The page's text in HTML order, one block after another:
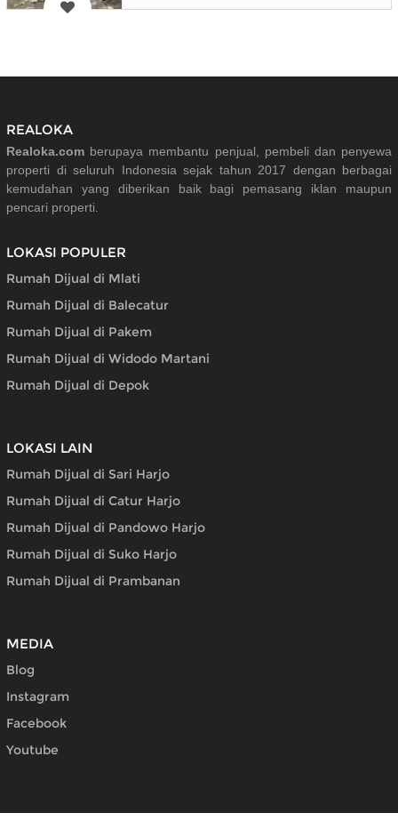
REALOKA
Realoka.com berupaya membantu penjual, pembeli dan penyewa
properti di seluruh Indonesia sejak tahun 2017 dengan berbagai
kemudahan yang diberikan baik bagi pemasang iklan maupun
pencari properti.
LOKASI POPULER
Rumah Dijual di Mlati
Rumah Dijual di Balecatur
Rumah Dijual di Pakem
Rumah Dijual di Widodo Martani
Rumah Dijual di Depok
LOKASI LAIN
Rumah Dijual di Sari Harjo
Rumah Dijual di Catur Harjo
Rumah Dijual di Pandowo Harjo
Rumah Dijual di Suko Harjo
Rumah Dijual di Prambanan
MEDIA
Blog
Instagram
Facebook
Youtube